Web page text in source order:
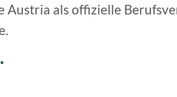
Austria als offizielle